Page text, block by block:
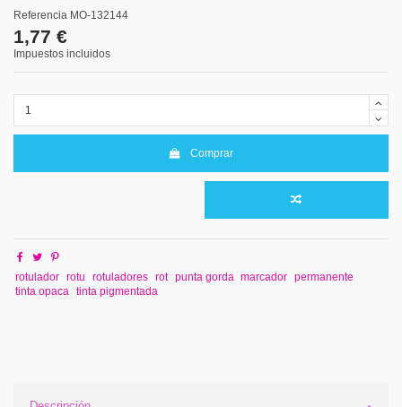
Referencia MO-132144
1,77 €
Impuestos incluidos
Comprar
rotulador rotu rotuladores rot punta gorda marcador permanente
tinta opaca
tinta pigmentada